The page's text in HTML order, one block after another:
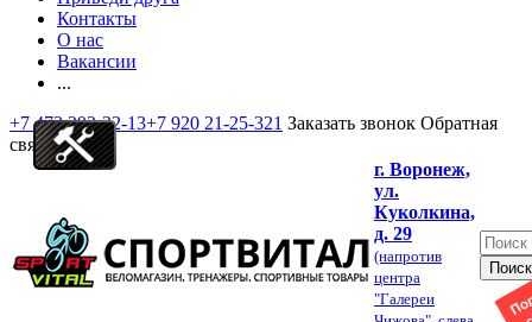
Контакты
О нас
Вакансии
...
+7 473 292-32-13+7 920 21-25-321 Заказать звонок Обратная
связь
г. Воронеж,
ул.
Куколкина,
д. 29
(напротив
центра
"Галереи